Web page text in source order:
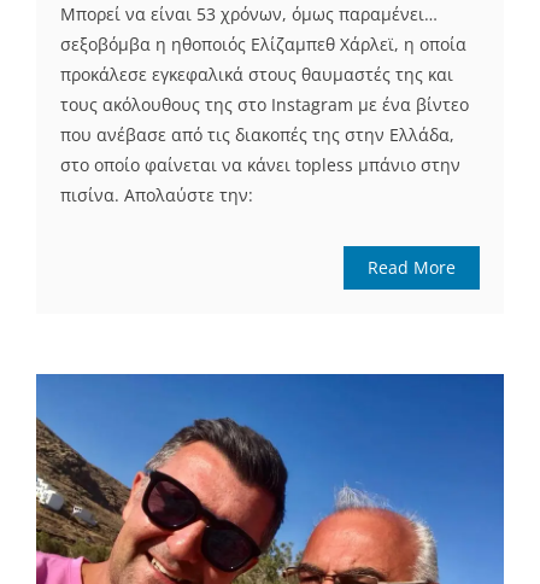
Μπορεί να είναι 53 χρόνων, όμως παραμένει…
σεξοβόμβα η ηθοποιός Ελίζαμπεθ Χάρλεϊ, η οποία
προκάλεσε εγκεφαλικά στους θαυμαστές της και
τους ακόλουθους της στο Instagram με ένα βίντεο
που ανέβασε από τις διακοπές της στην Ελλάδα,
στο οποίο φαίνεται να κάνει topless μπάνιο στην
πισίνα. Απολαύστε την:
Read More